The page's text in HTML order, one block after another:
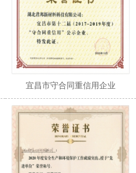
宜昌市守合同重信用企业